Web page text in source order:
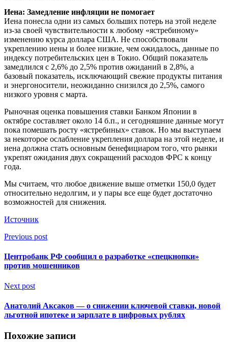
Иена: Замедление инфляции не помогает
Иена понесла одни из самых больших потерь на этой неделе
из-за своей чувствительности к любому «ястребиному»
изменению курса доллара США. Не способствовали
укреплению иены и более низкие, чем ожидалось, данные по
индексу потребительских цен в Токио. Общий показатель
замедлился с 2,6% до 2,5% против ожиданий в 2,8%, а
базовый показатель, исключающий свежие продукты питания
и энергоносители, неожиданно снизился до 2,5%, самого
низкого уровня с марта.
Рыночная оценка повышения ставки Банком Японии в
октябре составляет около 14 б.п., и сегодняшние данные могут
пока помешать росту «ястребиных» ставок. Но мы выступаем
за некоторое ослабление укрепления доллара на этой неделе, и
иена должна стать основным бенефициаром того, что рынки
укрепят ожидания двух сокращений расходов ФРС к концу
года.
Мы считаем, что любое движение выше отметки 150,0 будет
относительно недолгим, и у пары все еще будет достаточно
возможностей для снижения.
Источник
Previous post
Центробанк РФ сообщил о разработке «спецкнопки»
против мошенников
Next post
Анатолий Аксаков — о снижении ключевой ставки, новой
льготной ипотеке и зарплате в цифровых рублях
Похожие записи